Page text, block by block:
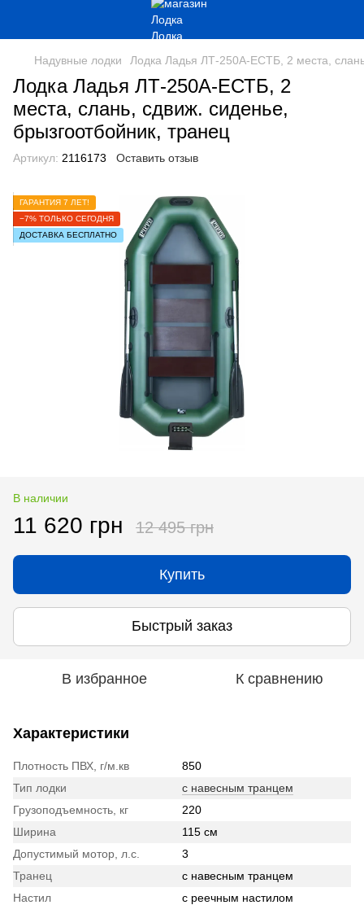
Надувные лодки Лодка Ладья ЛТ-250А-ЕСТБ, 2 места,
Лодка Ладья ЛТ-250А-ЕСТБ, 2
места, слань, сдвиж. сиденье,
брызгоотбойник, транец
Артикул: 2116173 Оставить отзыв
ГАРАНТИЯ 7 ЛЕТ!
−7% ТОЛЬКО СЕГОДНЯ
ДОСТАВКА БЕСПЛАТНО
В наличии
11 620 грн 12 495 грн
Купить
Быстрый заказ
В избранное К сравнению
Характеристики
Плотность ПВХ, г/м.кв
850
Тип лодки
с навесным транцем
Грузоподъемность, кг
220
Ширина
115 см
Допустимый мотор, л.с.
3
Транец
с навесным транцем
Настил
с реечным настилом